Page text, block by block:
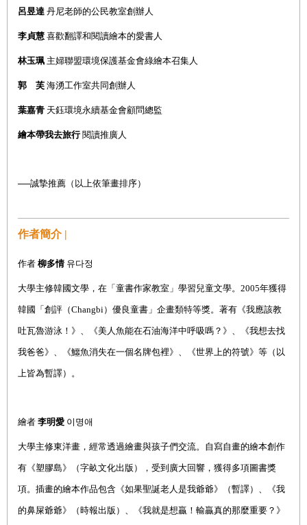
呂昱達 丹尼老師的公民教室創辦人
李貞慧 喜歡翻譯和閱讀繪本的愛書人
林玉珮 主婦聯盟環境保護基金會綠繪本召集人
郭 芙 海湧工作室共同創辦人
葉嘉青 天鈺環境永續基金會顧問總監
繪本帶我去旅行閱讀推廣人
──誠摯推薦（以上依筆畫排序）
作者簡介 |
作者 柳多情 유다정
大學主修韓國文學，在「童書作家教室」學習兒童文學。2005年獲得
韓國「創評（Changbi）優良童書」企畫類特等獎。著有《我應該教
吐瓦魯游泳！》、《美人魚能在石油海洋中呼吸嗎？》、《我想去找
我爸爸》、《鱷魚消失在一個名牌包裡》、《世界上的符號》等（以
上皆為暫譯）。
繪者 李明愛 이명애
大學主修東洋畫，經常透過繪畫與孩子們交流。自寫自畫的繪本創作
有《塑膠島》（字畝文化出版），受到廣大回響，獲得多項圖書獎
項。插畫的繪本作品包含《如果聖誕老人是我爺爺》（暫譯）、《我
的鼻屎爺爺》（時報出版）、《我就是想贏！輸贏真的那麼重要？》